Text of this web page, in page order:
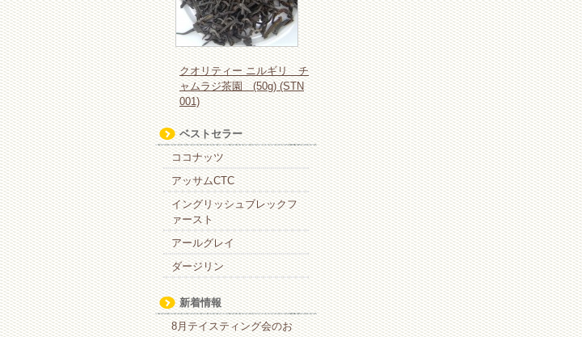
クオリティー ニルギリ チ
ャムラジ茶園 (50g) (STN
001)
ベストセラー
ココナッツ
アッサムCTC
イングリッシュブレックフ
ァースト
アールグレイ
ダージリン
新着情報
8月テイスティング会のお